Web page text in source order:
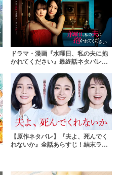
ドラマ・漫画『水曜日、私の夫に抱
かれてください』最終話ネタバレと
とは？
【原作ネタバレ】『夫よ、死んでく
れないか』全話あらすじ！結末ラス